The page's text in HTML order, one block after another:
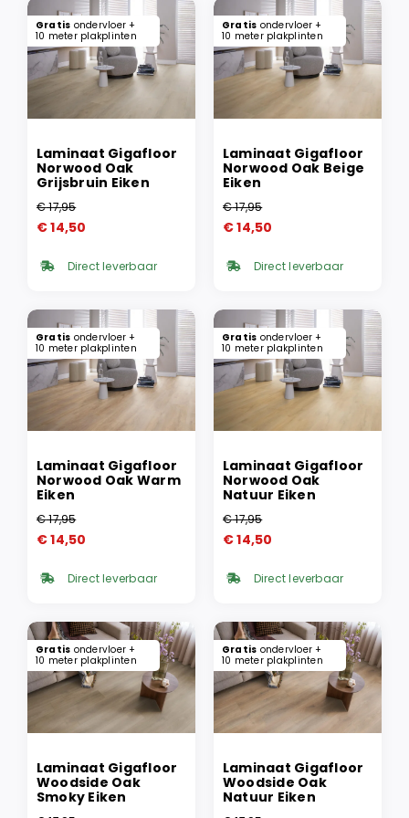
Gratis ondervloer +
10 meter plakplinten
Laminaat Gigafloor
Norwood Oak
Grijsbruin Eiken
€17,95
Oorspronkelijke
was:
€14,50
Huidige
is: Direct leverbaar
Gratis ondervloer +
10 meter plakplinten
Laminaat Gigafloor
Norwood Oak Beige
Eiken
€17,95
Oorspronkelijke
was:
€14,50
Huidige
is: Direct leverbaar
Gratis ondervloer +
10 meter plakplinten
Laminaat Gigafloor
Norwood Oak Warm
Eiken
€17,95
Oorspronkelijke
was:
€14,50
Huidige
is: Direct leverbaar
Gratis ondervloer +
10 meter plakplinten
Laminaat Gigafloor
Norwood Oak
Natuur Eiken
€17,95
Oorspronkelijke
was:
€14,50
Huidige
is: Direct leverbaar
Gratis ondervloer +
10 meter plakplinten
Laminaat Gigafloor
Woodside Oak
Smoky Eiken
Gratis ondervloer +
10 meter plakplinten
Laminaat Gigafloor
Woodside Oak
Natuur Eiken